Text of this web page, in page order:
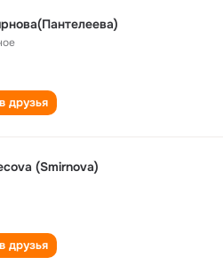
друзья
(Smirnova)
друзья